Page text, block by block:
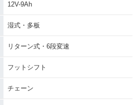
12V-9Ah
湿式・多板
リターン式・6段変速
フットシフト
チェーン